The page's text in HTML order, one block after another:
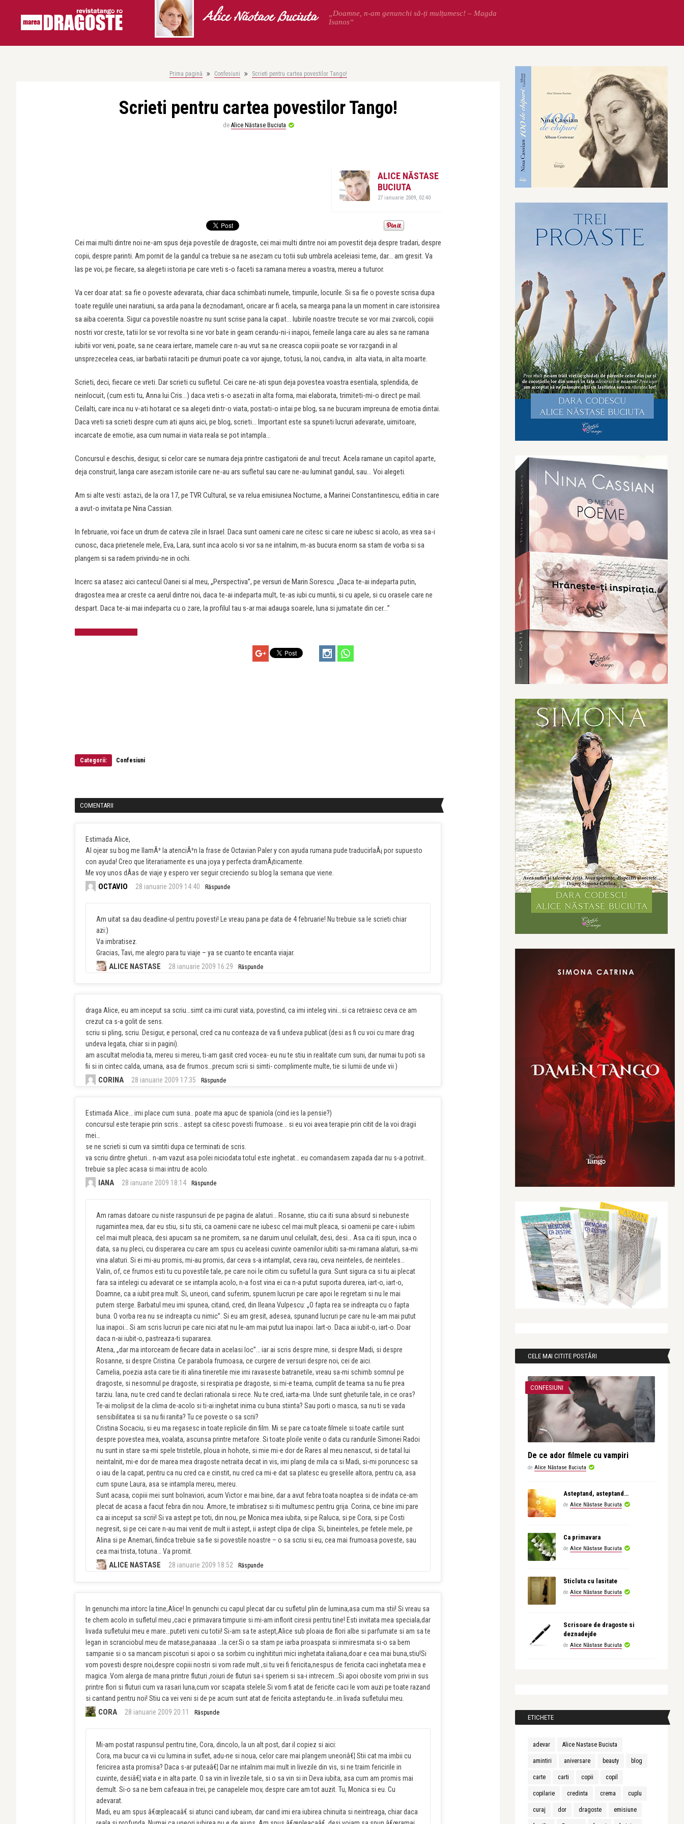
Alice Năstase Buciuta
„Doamne, n-am genunchi să-ți mulțumesc! – Magda
Isanos“
Prima pagină Confesiuni Scrieti pentru cartea povestilor Tango!
Scrieti pentru cartea povestilor Tango!
de Alice Năstase Buciuta
ALICE NĂSTASE
BUCIUTA
27 ianuarie 2009, 02:40
Cei mai multi dintre noi ne-am spus deja povestile de dragoste, cei mai multi dintre noi am povestit deja despre tradari, despre
copii, despre parinti. Am pornit de la gandul ca trebuie sa ne asezam cu totii sub umbrela aceleiasi teme, dar… am gresit. Va
las pe voi, pe fiecare, sa alegeti istoria pe care vreti s-o faceti sa ramana mereu a voastra, mereu a tuturor.
Va cer doar atat: sa fie o poveste adevarata, chiar daca schimbati numele, timpurile, locurile. Si sa fie o poveste scrisa dupa
toate regulile unei naratiuni, sa arda pana la deznodamant, oricare ar fi acela, sa mearga pana la un moment in care istorisirea
sa aiba coerenta. Sigur ca povestile noastre nu sunt scrise pana la capat… Iubirile noastre trecute se vor mai zvarcoli, copiii
nostri vor creste, tatii lor se vor revolta si ne vor bate in geam cerandu-ni-i inapoi, femeile langa care au ales sa ne ramana
iubitii vor veni, poate, sa ne ceara iertare, mamele care n-au vrut sa ne creasca copiii poate se vor razgandi in al
unsprezecelea ceas, iar barbatii rataciti pe drumuri poate ca vor ajunge, totusi, la noi, candva, in alta viata, in alta moarte.
Scrieti, deci, fiecare ce vreti. Dar scrieti cu sufletul. Cei care ne-ati spun deja povestea voastra esentiala, splendida, de
neinlocuit, (cum esti tu, Anna lui Cris…) daca vreti s-o asezati in alta forma, mai elaborata, trimiteti-mi-o direct pe mail.
Ceilalti, care inca nu v-ati hotarat ce sa alegeti dintr-o viata, postati-o intai pe blog, sa ne bucuram impreuna de emotia dintai.
Daca vreti sa scrieti despre cum ati ajuns aici, pe blog, scrieti… Important este sa spuneti lucruri adevarate, uimitoare,
incarcate de emotie, asa cum numai in viata reala se pot intampla…
Concursul e deschis, desigur, si celor care se numara deja printre castigatorii de anul trecut. Acela ramane un capitol aparte,
deja construit, langa care asezam istoriile care ne-au ars sufletul sau care ne-au luminat gandul, sau… Voi alegeti.
Am si alte vesti: astazi, de la ora 17, pe TVR Cultural, se va relua emisiunea Nocturne, a Marinei Constantinescu, editia in care
a avut-o invitata pe Nina Cassian.
In februarie, voi face un drum de cateva zile in Israel. Daca sunt oameni care ne citesc si care ne iubesc si acolo, as vrea sa-i
cunosc, daca prietenele mele, Eva, Lara, sunt inca acolo si vor sa ne intalnim, m-as bucura enorm sa stam de vorba si sa
plangem si sa radem privindu-ne in ochi.
Incerc sa atasez aici cantecul Oanei si al meu, „Perspectiva”, pe versuri de Marin Sorescu. „Daca te-ai indeparta putin,
dragostea mea ar creste ca aerul dintre noi, daca te-ai indeparta mult, te-as iubi cu muntii, si cu apele, si cu orasele care ne
despart. Daca te-ai mai indeparta cu o zare, la profilul tau s-ar mai adauga soarele, luna si jumatate din cer…”
Categorii: Confesiuni
COMENTARII
Estimada Alice,
Al ojear su bog me llamÃ³ la atenciÃ³n la frase de Octavian Paler y con ayuda rumana pude traducirlaÂ¡ por supuesto
con ayuda! Creo que literariamente es una joya y perfecta dramÃ¡ticamente.
Me voy unos dÃ­as de viaje y espero ver seguir creciendo su blog la semana que viene.
OCTAVIO 28 ianuarie 2009 14:40 Răspunde
Am uitat sa dau deadline-ul pentru povesti! Le vreau pana pe data de 4 februarie! Nu trebuie sa le scrieti chiar
azi:)
Va imbratisez.
Gracias, Tavi, me alegro para tu viaje – ya se cuanto te encanta viajar.
ALICE NASTASE 28 ianuarie 2009 16:29 Răspunde
draga Alice, eu am inceput sa scriu…simt ca imi curat viata, povestind, ca imi inteleg vini…si ca retraiesc ceva ce am
crezut ca s-a golit de sens.
scriu si pling, scriu. Desigur, e personal, cred ca nu conteaza de va fi undeva publicat (desi as fi cu voi cu mare drag
undeva legata, chiar si in pagini).
am ascultat melodia ta, mereu si mereu, ti-am gasit cred vocea- eu nu te stiu in realitate cum suni, dar numai tu poti sa
fii si in cintec calda, umana, asa de frumos…precum scrii si simti- complimente multe, tie si lumii de unde vii )
CORINA 28 ianuarie 2009 17:35 Răspunde
Estimada Alice… imi place cum suna.. poate ma apuc de spaniola (cind ies la pensie?)
concursul este terapie prin scris… astept sa citesc povesti frumoase… si eu voi avea terapie prin citit de la voi dragii
mei…
se ne scrieti si cum va simtiti dupa ce terminati de scris.
va scriu dintre gheturi… n-am vazut asa polei niciodata totul este inghetat… eu comandasem zapada dar nu s-a potrivit..
trebuie sa plec acasa si mai intru de acolo.
IANA 28 ianuarie 2009 18:14 Răspunde
Am ramas datoare cu niste raspunsuri de pe pagina de alaturi… Rosanne, stiu ca iti suna absurd si nebuneste
rugamintea mea, dar eu stiu, si tu stii, ca oamenii care ne iubesc cel mai mult pleaca, si oamenii pe care-i iubim
cel mai mult pleaca, desi apucam sa ne promitem, sa ne daruim unul celuilalt, desi, desi… Asa ca iti spun, inca o
data, sa nu pleci, cu disperarea cu care am spus cu aceleasi cuvinte oamenilor iubiti sa-mi ramana alaturi, sa-mi
vina alaturi. Si ei mi-au promis, mi-au promis, dar ceva s-a intamplat, ceva rau, ceva neinteles, de neinteles…
Valin, of, ce frumos esti tu cu povestile tale, pe care noi le citim cu sufletul la gura. Sunt sigura ca si tu ai plecat
fara sa intelegi cu adevarat ce se intampla acolo, n-a fost vina ei ca n-a putut suporta durerea, iart-o, iart-o,
Doamne, ca a iubit prea mult. Si, uneori, cand suferim, spunem lucruri pe care apoi le regretam si nu le mai
putem sterge. Barbatul meu imi spunea, citand, cred, din Ileana Vulpescu: „O fapta rea se indreapta cu o fapta
buna. O vorba rea nu se indreapta cu nimic”. Si eu am gresit, adesea, spunand lucruri pe care nu le-am mai putut
lua inapoi… Si am scris lucruri pe care nici atat nu le-am mai putut lua inapoi. Iart-o. Daca ai iubit-o, iart-o. Doar
daca n-ai iubit-o, pastreaza-ti supararea.
Atena, „dar ma intorceam de fiecare data in acelasi loc”… iar ai scris despre mine, si despre Madi, si despre
Rosanne, si despre Cristina. Ce parabola frumoasa, ce curgere de versuri despre noi, cei de aici.
Camelia, poezia asta care tie iti alina tineretile mie imi ravaseste batranetile, vreau sa-mi schimb somnul pe
dragoste, si nesomnul pe dragoste, si respiratia pe dragoste, si mi-e teama, cumplit de teama sa nu fie prea
tarziu. Iana, nu te cred cand te declari rationala si rece. Nu te cred, iarta-ma. Unde sunt gheturile tale, in ce oras?
Te-ai molipsit de la clima de-acolo si ti-ai inghetat inima cu buna stiinta? Sau porti o masca, sa nu ti se vada
sensibilitatea si sa nu fii ranita? Tu ce poveste o sa scrii?
Cristina Socaciu, si eu ma regasesc in toate replicile din film. Mi se pare ca toate filmele si toate cartile sunt
despre povestea mea, voalata, ascunsa printre metafore. Si toate ploile venite o data cu randurile Simonei Radoi
nu sunt in stare sa-mi spele tristetile, ploua in hohote, si mie mi-e dor de Rares al meu nenascut, si de tatal lui
neintalnit, mi-e dor de marea mea dragoste netraita decat in vis, imi plang de mila ca si Madi, si-mi poruncesc sa
o iau de la capat, pentru ca nu cred ca e cinstit, nu cred ca mi-e dat sa platesc eu greselile altora, pentru ca, asa
cum spune Laura, asa se intampla mereu, mereu.
Sunt acasa, copiii mei sunt bolnaviori, acum Victor e mai bine, dar a avut febra toata noaptea si de indata ce-am
plecat de acasa a facut febra din nou. Amore, te imbratisez si iti multumesc pentru grija. Corina, ce bine imi pare
ca ai inceput sa scrii! Si va astept pe toti, din nou, pe Monica mea iubita, si pe Raluca, si pe Cora, si pe Costi
negresit, si pe cei care n-au mai venit de mult ii astept, ii astept clipa de clipa. Si, bineinteles, pe fetele mele, pe
Alina si pe Anemari, fiindca trebuie sa fie si povestile noastre – o sa scriu si eu, cea mai frumoasa poveste, sau
cea mai trista, totuna… Va promit.
ALICE NASTASE 28 ianuarie 2009 18:52 Răspunde
In genunchi ma intorc la tine,Alice! In genunchi cu capul plecat dar cu sufletul plin de lumina,asa cum ma stii! Si vreau sa
te chem acolo in sufletul meu ,caci e primavara timpurie si mi-am inflorit ciresii pentru tine! Esti invitata mea speciala,dar
livada sufletului meu e mare…puteti veni cu totii! Si-am sa te astept,Alice sub ploaia de flori albe si parfumate si am sa te
legan in scranciobul meu de matase,panaaaa …la cer.Si o sa stam pe iarba proaspata si inmiresmata si-o sa bem
sampanie si o sa mancam piscoturi si apoi o sa sorbim cu inghitituri mici inghetata italiana,doar e cea mai buna,stiu!Si
vom povesti despre noi,despre copiii nostri si vom rade mult ,si tu vei fi fericita,nespus de fericita caci inghetata mea e
magica .Vom alerga de mana printre fluturi ,roiuri de fluturi sa-i speriem si sa-i intrecem…Si apoi obosite vom privi in sus
printre flori si fluturi cum va rasari luna,cum vor scapata stelele.Si vom fi atat de fericite caci le vom auzi pe toate razand
si cantand pentru noi! Stiu ca vei veni si de pe acum sunt atat de fericita asteptandu-te…in livada sufletului meu.
CORA 28 ianuarie 2009 20:11 Răspunde
Mi-am postat raspunsul pentru tine, Cora, dincolo, la un alt post, dar il copiez si aici:
Cora, ma bucur ca vii cu lumina in suflet, adu-ne si noua, celor care mai plangem uneoriâ€¦ Stii cat ma imbii cu
fericirea asta promisa? Daca s-ar puteaâ€¦ Dar ne intalnim mai mult in livezile din vis, si ne traim fericirile in
cuvinte, desiâ€¦ viata e in alta parte. O sa vin in livezile tale, si o sa vin si in Deva iubita, asa cum am promis mai
demult. Si-o sa ne bem cafeaua in trei, pe canapelele mov, despre care am tot auzit. Tu, Monica si eu. Cu
adevarat.
Madi, eu am spus â€œpleacaâ€ si atunci cand iubeam, dar cand imi era iubirea chinuita si neintreaga, chiar daca
CELE MAI CITITE POSTĂRI
CONFESIUNI
De ce ador filmele cu vampiri
de Alice Năstase Buciuta
Asteptand, asteptand…
de Alice Năstase Buciuta
Ca primavara
de Alice Năstase Buciuta
Sticluta cu lasitate
de Alice Năstase Buciuta
Scrisoare de dragoste si
deznadejde
de Alice Năstase Buciuta
ETICHETE
adevar Alice Nastase Buciuta
amintiri aniversare beauty blog
carte carti copii copil
copilarie credinta crema cuplu
curaj dor dragoste emisiune